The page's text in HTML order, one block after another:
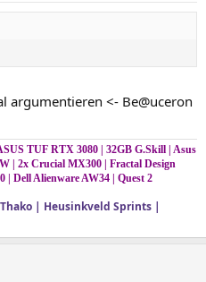
argumentieren <- Be@uceron
TUF RTX 3080 | 32GB G.Skill | Asus
| 2x Crucial MX300 | Fractal Design
| Dell Alienware AW34 | Quest 2
| Heusinkveld Sprints |